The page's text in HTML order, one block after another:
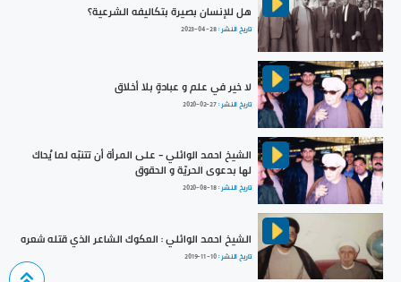
هل للإنسان بصيرة بتكاليفه الشرعية؟
تاريخ النشر :2023-04-28
لا خير في علم و عبادةٍ بلا أخلاق
تاريخ النشر :2020-02-27
الشيخ احمد الوائلي - على المرأة أن تتنبّه لما يُحاك
لها بدعوى الحريّة و الحقوق
تاريخ النشر :2020-08-18
الشيخ احمد الوائلي : العكوك الشاعر الذي قتله شعره
تاريخ النشر :2019-11-10